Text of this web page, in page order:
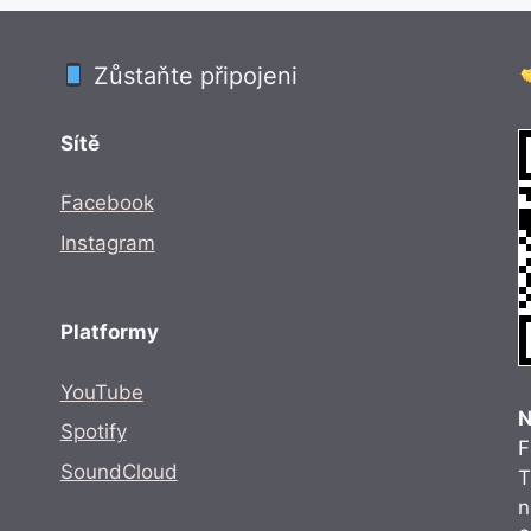
Zůstaňte připojeni
Sítě
Facebook
Instagram
Platformy
YouTube
Spotify
SoundCloud